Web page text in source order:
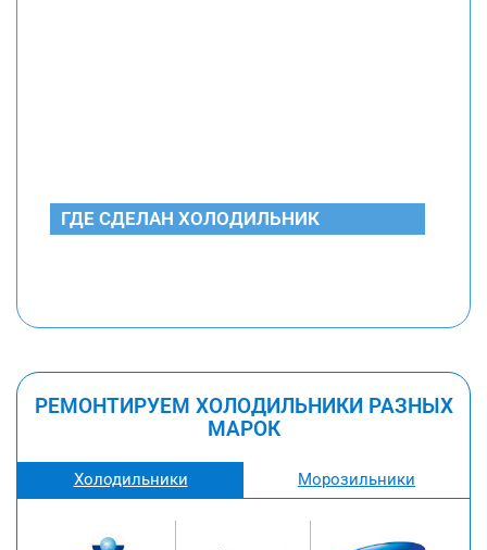
ГДЕ СДЕЛАН ХОЛОДИЛЬНИК
РЕМОНТИРУЕМ ХОЛОДИЛЬНИКИ РАЗНЫХ
МАРОК
Холодильники Морозильники